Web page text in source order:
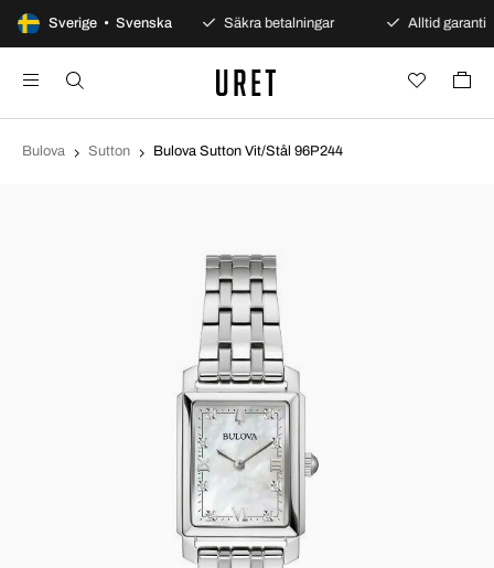
Sverige • Svenska
100 dagars öppet köp Säkra betalningar Alltid garanti
Bulova Sutton Bulova Sutton Vit/Stål 96P244